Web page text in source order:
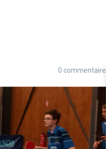
0 commentaire